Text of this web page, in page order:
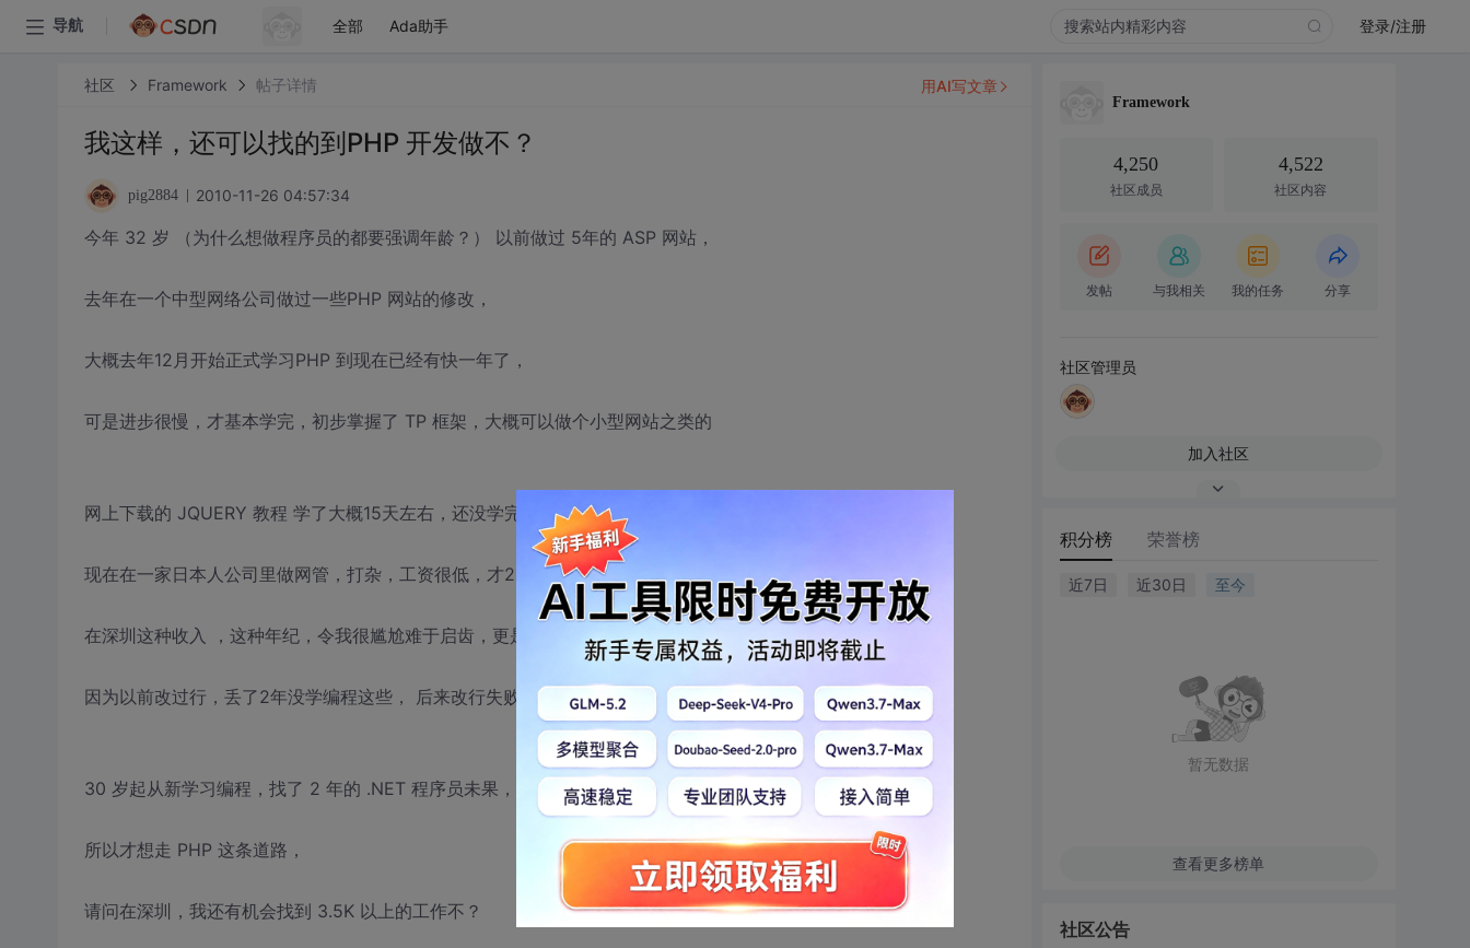
导航 全部 Ada助手 登录/注册
社区 Framework 帖子详情
我这样，还可以找的到PHP 开发做不？
pig2884 2010-11-26 04:57:34
今年 32 岁 （为什么想做程序员的都要强调年龄？） 以前做过 5年的 ASP 网站，
去年在一个中型网络公司做过一些PHP 网站的修改，
大概去年12月开始正式学习PHP 到现在已经有快一年了，
可是进步很慢，才基本学完，初步掌握了 TP 框架，大概可以做个小型网站之类的
网上下载的 JQUERY 教程 学了大概15天左右，还没学完， LINUX 刚开始学，还装不起来，郁闷....
现在在一家日本人公司里做网管，打杂，工资很低，才2K多一点，
在深圳这种收入 ，这种年纪，令我很尴尬难于启齿，更是不敢想任何其他东西，
因为以前改过行，丢了2年没学编程这些， 后来改行失败，
30 岁起从新学习编程，找了 2 年的 .NET 程序员未果，
所以才想走 PHP 这条道路，
请问在深圳，我还有机会找到 3.5K 以上的工作不？
用AI写文章
Framework
4,250
社区成员
4,522
社区内容
发帖 与我相关 我的任务 分享
社区管理员
加入社区
积分榜 荣誉榜
近7日 近30日 至今
暂无数据
查看更多榜单
社区公告